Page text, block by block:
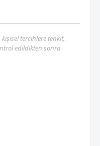
tercihlere tenkit,
edildikten sonra